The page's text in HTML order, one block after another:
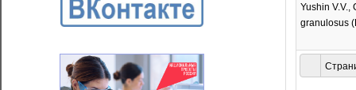
Yushin V.V.,
granulosus